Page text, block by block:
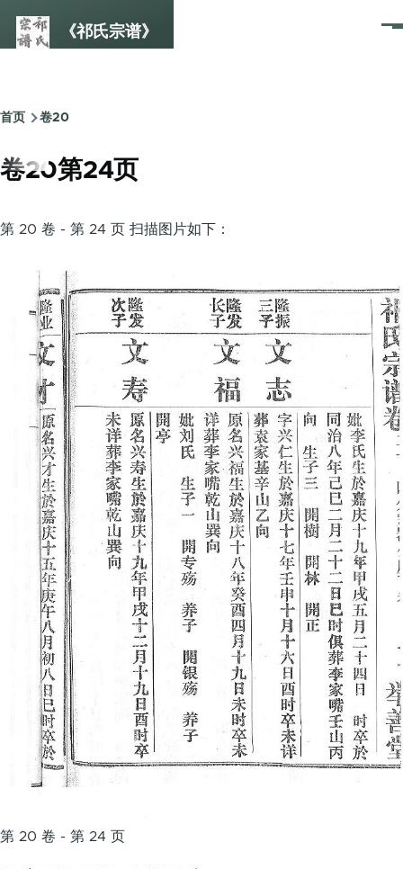
《祁氏宗谱》
菜
面
包
屑
首页 卷20
卷20第24页
第 20 卷 - 第 24 页 扫描图片如下：
第 20 卷 - 第 24 页